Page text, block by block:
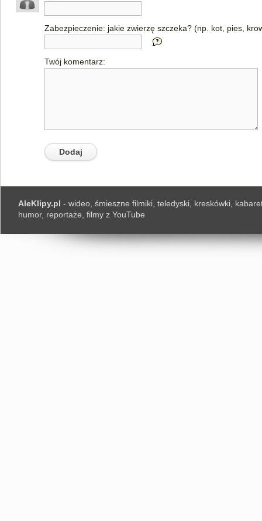
Zabezpieczenie: jakie zwierzę szczeka? (np. kot, pies,
Twój komentarz:
AleKlipy.pl - wideo, śmieszne filmiki, teledyski, kreskówki,
humor, reportaże, filmy z YouTube